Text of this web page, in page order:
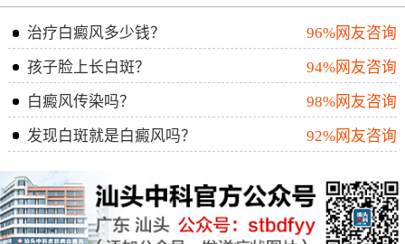
治疗白癜风多少钱？
96%网友咨询
孩子脸上长白斑？
94%网友咨询
白癜风传染吗？
98%网友咨询
发现白斑就是白癜风吗？
92%网友咨询